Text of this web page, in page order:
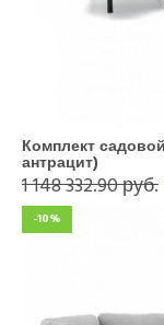
Комплект
антрацит)
1 148 332.90 руб.
-10%